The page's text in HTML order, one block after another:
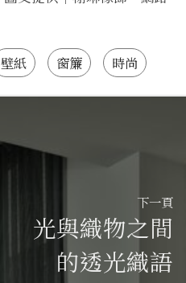
壁紙 窗簾 時尚
下一頁
光與織物之間
的透光織語